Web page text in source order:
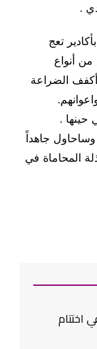
.
تعج
أنواع
الضراعة
.
حينها .
جاهداً
المحاماة في
اختتام